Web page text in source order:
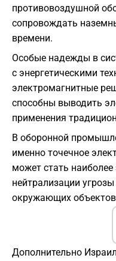
противовоздушной
сопровождать
времени.
Особые надежды в
с энергетическими
электромагнитные
способны выводить
применения
В оборонной
именно точечное
может стать
нейтрализации
окружающих
Дополнительно